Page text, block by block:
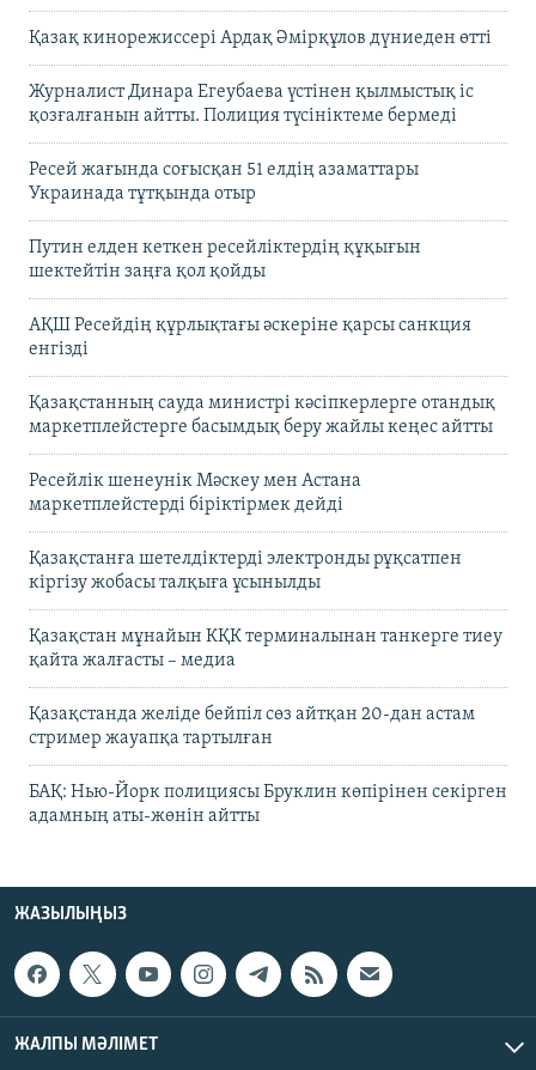
Қазақ кинорежиссері Ардақ Әмірқұлов дүниеден өтті
Журналист Динара Егеубаева үстінен қылмыстық іс
қозғалғанын айтты. Полиция түсініктеме бермеді
Ресей жағында соғысқан 51 елдің азаматтары
Украинада тұтқында отыр
Путин елден кеткен ресейліктердің құқығын
шектейтін заңға қол қойды
АҚШ Ресейдің құрлықтағы әскеріне қарсы санкция
енгізді
Қазақстанның сауда министрі кәсіпкерлерге отандық
маркетплейстерге басымдық беру жайлы кеңес айтты
Ресейлік шенеунік Мәскеу мен Астана
маркетплейстерді біріктірмек дейді
Қазақстанға шетелдіктерді электронды рұқсатпен
кіргізу жобасы талқыға ұсынылды
Қазақстан мұнайын КҚК терминалынан танкерге тиеу
қайта жалғасты – медиа
Қазақстанда желіде бейпіл сөз айтқан 20-дан астам
стример жауапқа тартылған
БАҚ: Нью-Йорк полициясы Бруклин көпірінен секірген
адамның аты-жөнін айтты
ЖАЗЫЛЫҢЫЗ
ЖАЛПЫ МӘЛІМЕТ